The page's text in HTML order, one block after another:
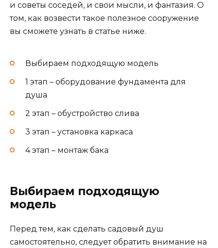
и советы соседей, и свои мысли, и фантазия. О
том, как возвести такое полезное сооружение
вы сможете узнать в статье ниже.
Выбираем подходящую модель
1 этап – оборудование фундамента для
душа
2 этап – обустройство слива
3 этап – установка каркаса
4 этап – монтаж бака
Выбираем подходящую
модель
Перед тем, как сделать садовый душ
самостоятельно, следует обратить внимание на